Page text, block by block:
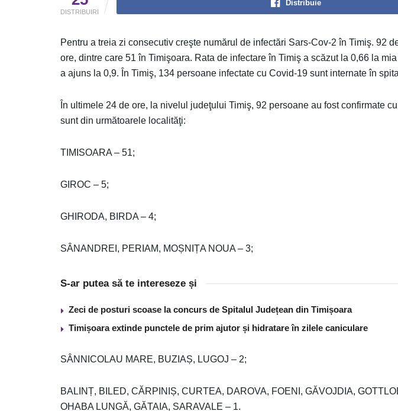
DISTRIBUIRI
Distribuie
Pentru a treia zi consecutiv creşte numărul de infectări Sars-Cov-2 în Timiş. 92
ore, dintre care 51 în Timişoara. Rata de infectare în Timiş a scăzut la 0,66 la
a ajuns la 0,9. În Timiş, 134 persoane infectate cu Covid-19 sunt internate în
În ultimele 24 de ore, la nivelul judeţului Timiş, 92 persoane au fost confirmate
sunt din următoarele localităţi:
TIMISOARA – 51;
GIROC – 5;
GHIRODA, BIRDA – 4;
SÂNANDREI, PERIAM, MOȘNIȚA NOUA – 3;
S-ar putea să te intereseze și
Zeci de posturi scoase la concurs de Spitalul Județean din Timișoara
Timișoara extinde punctele de prim ajutor și hidratare în zilele caniculare
SÂNNICOLAU MARE, BUZIAȘ, LUGOJ – 2;
BALINȚ, BILED, CĂRPINIȘ, CURTEA, DAROVA, FOENI, GĂVOJDIA,
OHABA LUNGĂ, GĂTAIA, SARAVALE – 1.